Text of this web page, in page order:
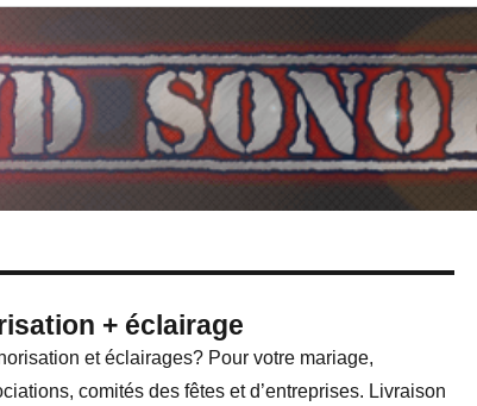
+ éclairage
et éclairages? Pour votre mariage,
comités des fêtes et d’entreprises. Livraison